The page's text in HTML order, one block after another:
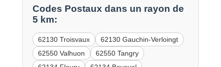
Codes Postaux dans un rayon de
5 km:
62130 Troisvaux
62130 Gauchin-Verloingt
62550 Valhuon
62550 Tangry